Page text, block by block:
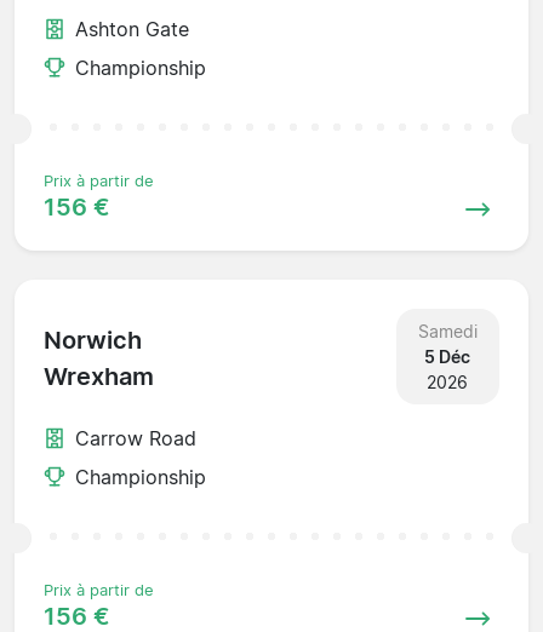
Ashton Gate
Championship
Prix à partir de
156 €
Norwich
Wrexham
Samedi
5 Déc
2026
Carrow Road
Championship
Prix à partir de
156 €